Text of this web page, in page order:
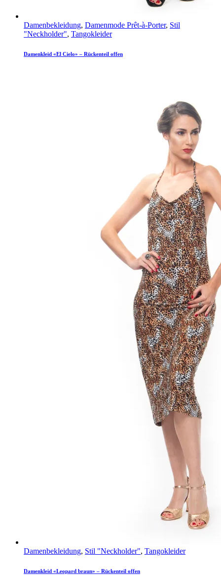
Damenbekleidung, Damenmode Prêt-à-Porter, Stil
"Neckholder", Tangokleider
Damenkleid «El Cielo» – Rückenteil offen
Damenbekleidung, Stil "Neckholder", Tangokleider
Damenkleid «Leopard braun» – Rückenteil offen